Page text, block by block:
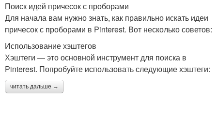
Поиск идей причесок с проборами
Для начала вам нужно знать, как правильно искать идеи
причесок с проборами в Pinterest. Вот несколько советов:
Использование хэштегов
Хэштеги — это основной инструмент для поиска в
Pinterest. Попробуйте использовать следующие хэштеги:
читать дальше →